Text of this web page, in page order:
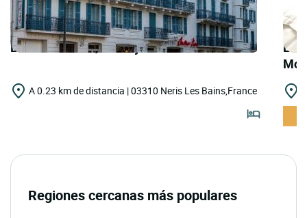
LOGIS HOTELS | Noemys Néris
A 0.23 km de distancia | 03310 Neris Les Bains,France
Regiones cercanas más populares